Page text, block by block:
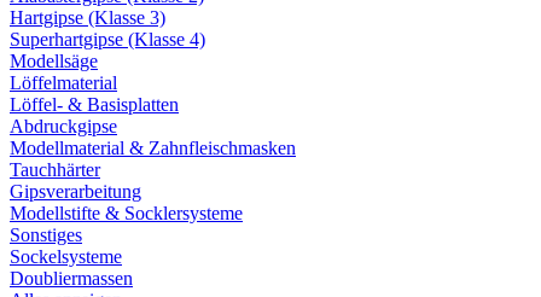
Hartgipse (Klasse 3)
Superhartgipse (Klasse 4)
Modellsäge
Löffelmaterial
Löffel- & Basisplatten
Abdruckgipse
Modellmaterial & Zahnfleischmasken
Tauchhärter
Gipsverarbeitung
Modellstifte & Socklersysteme
Sonstiges
Sockelsysteme
Doubliermassen